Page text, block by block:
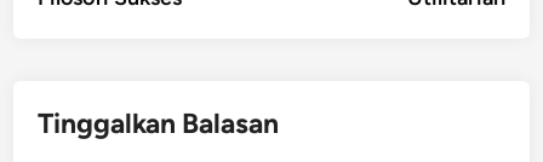
pos
Tinggalkan Balasan